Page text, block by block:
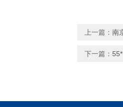
上一篇： 南
下一篇：